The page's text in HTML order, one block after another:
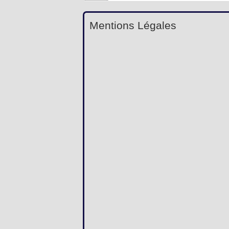
Mentions Légales